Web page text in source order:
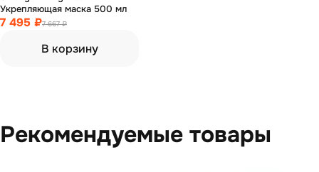
Укрепляющая маска 500 мл
7 495 ₽7 667 ₽
В корзину
Рекомендуемые товары